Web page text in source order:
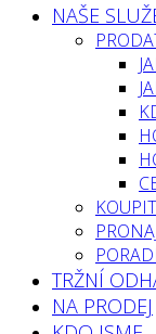
NAŠE
TRŽNÍ
NA PRODEJ